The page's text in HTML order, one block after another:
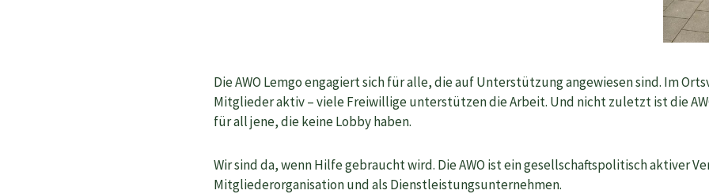
Die AWO Lemgo engagiert sich für alle, die auf Unterstützung angewiesen sind. Im
Mitglieder aktiv – viele Freiwillige unterstützen die Arbeit. Und nicht zuletzt ist die
für all jene, die keine Lobby haben.
Wir sind da, wenn Hilfe gebraucht wird. Die AWO ist ein gesellschaftspolitisch aktiver
Mitgliederorganisation und als Dienstleistungsunternehmen.